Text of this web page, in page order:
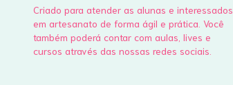
Criado para atender as alunas e interessados
em artesanato de forma ágil e prática. Você
também poderá contar com aulas, lives e
cursos através das nossas redes sociais.